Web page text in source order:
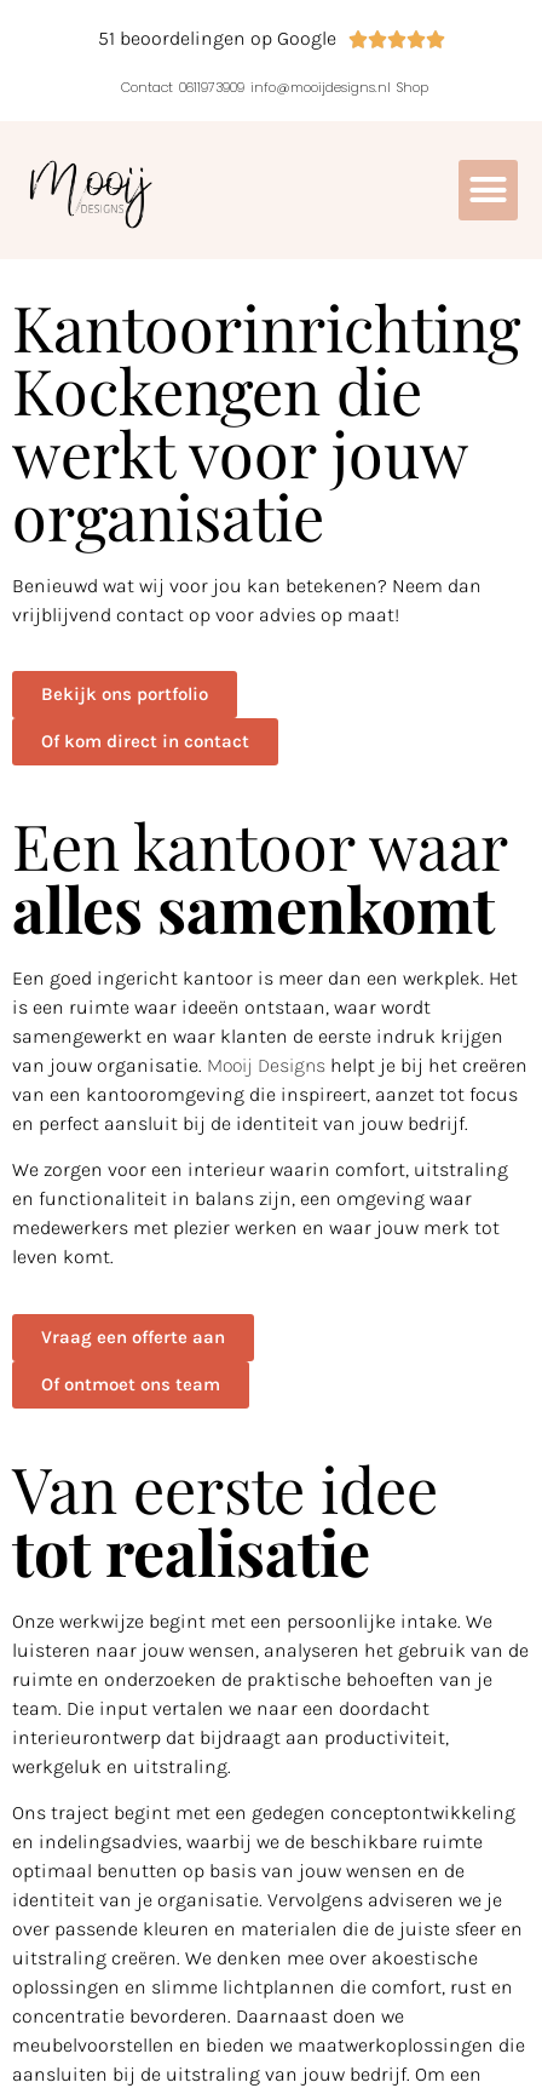
51 beoordelingen op Google 
Contact 0611973909 info@mooijdesigns.nl Shop
Kantoorinrichting
Kockengen die
werkt voor jouw
organisatie
Benieuwd wat wij voor jou kan betekenen? Neem dan
vrijblijvend contact op voor advies op maat!
Bekijk ons portfolio
Of kom direct in contact
Een kantoor waar
alles samenkomt
Een goed ingericht kantoor is meer dan een werkplek. Het
is een ruimte waar ideeën ontstaan, waar wordt
samengewerkt en waar klanten de eerste indruk krijgen
van jouw organisatie. Mooij Designs helpt je bij het creëren
van een kantooromgeving die inspireert, aanzet tot focus
en perfect aansluit bij de identiteit van jouw bedrijf.
We zorgen voor een interieur waarin comfort, uitstraling
en functionaliteit in balans zijn, een omgeving waar
medewerkers met plezier werken en waar jouw merk tot
leven komt.
Vraag een offerte aan
Of ontmoet ons team
Van eerste idee
tot realisatie
Onze werkwijze begint met een persoonlijke intake. We
luisteren naar jouw wensen, analyseren het gebruik van de
ruimte en onderzoeken de praktische behoeften van je
team. Die input vertalen we naar een doordacht
interieurontwerp dat bijdraagt aan productiviteit,
werkgeluk en uitstraling.
Ons traject begint met een gedegen conceptontwikkeling
en indelingsadvies, waarbij we de beschikbare ruimte
optimaal benutten op basis van jouw wensen en de
identiteit van je organisatie. Vervolgens adviseren we je
over passende kleuren en materialen die de juiste sfeer en
uitstraling creëren. We denken mee over akoestische
oplossingen en slimme lichtplannen die comfort, rust en
concentratie bevorderen. Daarnaast doen we
meubelvoorstellen en bieden we maatwerkoplossingen die
aansluiten bij de uitstraling van jouw bedrijf. Om een